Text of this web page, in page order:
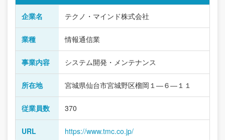
企業名 テクノ・マインド株式会社
業種 情報通信業
事業内容 システム開発・メンテナンス
所在地 宮城県仙台市宮城野区榴岡１―６―１１
従業員数 370
URL https://www.tmc.co.jp/